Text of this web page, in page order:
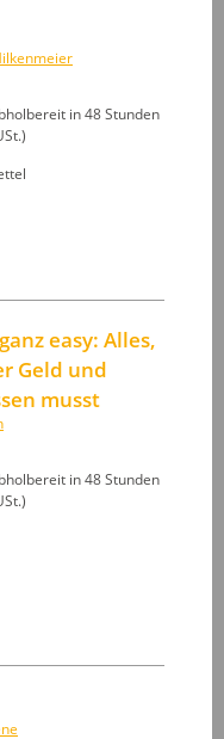
in 48 Stunden
easy: Alles,
Geld und
musst
in 48 Stunden